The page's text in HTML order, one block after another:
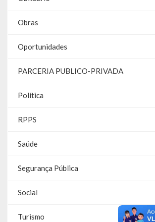
Parcerias – LEI 13.019/2014
LDO
Transparência
Apresentação
Portal da Transparência
Obras
Oportunidades
PARCERIA PUBLICO-PRIVADA
Política
RPPS
Saúde
Segurança Pública
Social
Turismo